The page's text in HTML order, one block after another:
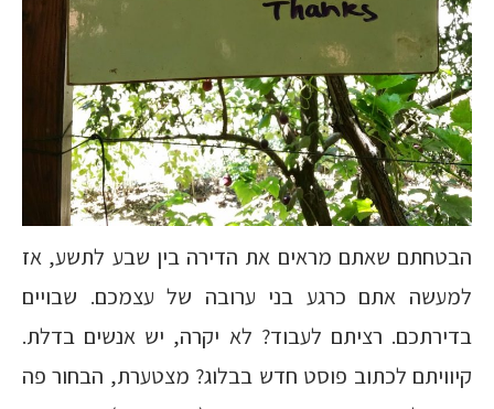
הבטחתם שאתם מראים את הדירה בין שבע לתשע, אז
למעשה אתם כרגע בני ערובה של עצמכם. שבויים
בדירתכם. רציתם לעבוד? לא יקרה, יש אנשים בדלת.
קיוויתם לכתוב פוסט חדש בבלוג? מצטערת, הבחור פה